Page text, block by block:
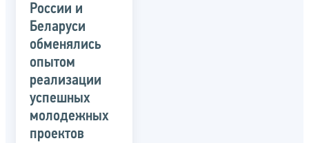
России и
Беларуси
обменялись
опытом
реализации
успешных
молодежных
проектов